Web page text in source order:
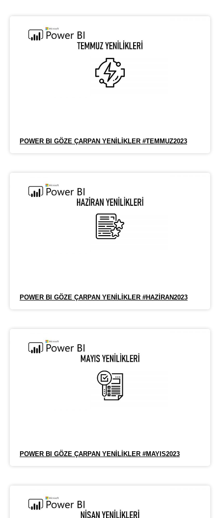
POWER BI GÖZE ÇARPAN YENILIKLER #TEMMUZ2023
POWER BI GÖZE ÇARPAN YENILIKLER #HAZIRAN2023
POWER BI GÖZE ÇARPAN YENILIKLER #MAYIS2023